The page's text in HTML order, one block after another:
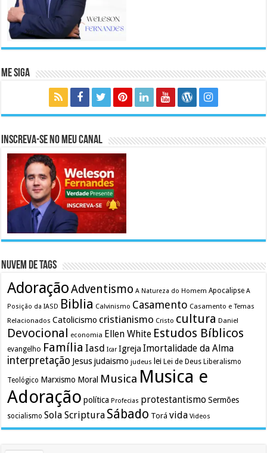
Me Siga
Inscreva-se no meu canal
Nuvem de Tags
AdoraçãoAdventismo A Natureza do Homem Apocalipse A
Posição da IASD Biblia Calvinismo Casamento Casamento e Temas
Relacionados Catolicismo cristianismo Cristo cultura Daniel
Devocional economia Ellen White Estudos Bíblicos
evangelho Família Iasd Icar Igreja Imortalidade da Alma
interpretação Jesusjudaismo judeus lei Lei de Deus Liberalismo
Teológico Marxismo Moral Musica Musica e
Adoração política Profecias protestantismo Sermões
socialismo Sola Scriptura Sábado Torá vida Videos